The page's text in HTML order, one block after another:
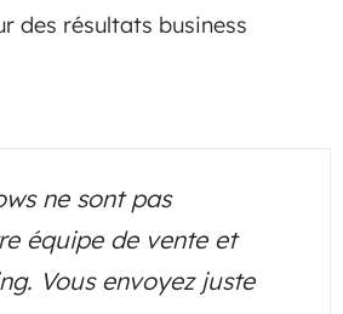
des résultats business
ne sont pas
équipe de vente et
Vous envoyez juste